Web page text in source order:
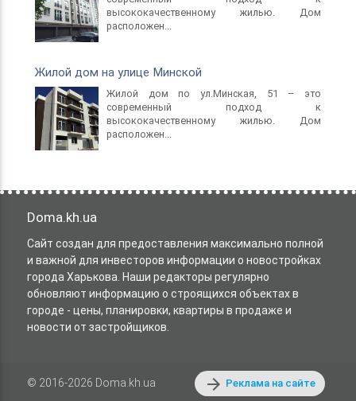
Входные двери в квартиры выполнены из
высокопрочного металла.
Эксплуатирующая организация обеспечивает
оперативное решение всех вопросов связанных с
эксплуатацией здания:
Удобная схема единого платежа за все
соответствуют государственным.
функционирование всех инженерных систем.
Плановое обслуживание, а также оперативное
решение проблем в аварийных случаях.
Высококвалифицированные специалисты
устранят любые неполадки в Вашей квартире либо
окажут помощь в решении бытовых проблем.
Постоянное поддержание чистоты в здании и на
высококачественному жилью. Дом
расположен...
Жилой дом на улице Минской
Жилой дом по ул.Минская, 51 – это
современный подход к
высококачественному жилью. Дом
расположен...
Doma.kh.ua
Сайт создан для предоставления максимально полной
и важной для инвесторов информации о новостройках
города Харькова. Наши редакторы регулярно
обновляют информацию о строящихся объектах в
городе - цены, планировки, квартиры в продаже и
новости от застройщиков.
© 2016-2026 Doma.kh.ua arrow_forward Реклама на сайте